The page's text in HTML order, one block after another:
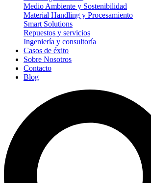
Medio Ambiente y Sostenibilidad
Material Handling y Procesamiento
Smart Solutions
Repuestos y servicios
Ingeniería y consultoría
Casos de éxito
Sobre Nosotros
Contacto
Blog